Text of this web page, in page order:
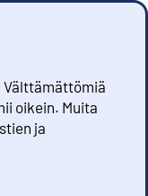
Välttämättömiä
oikein. Muita
ja